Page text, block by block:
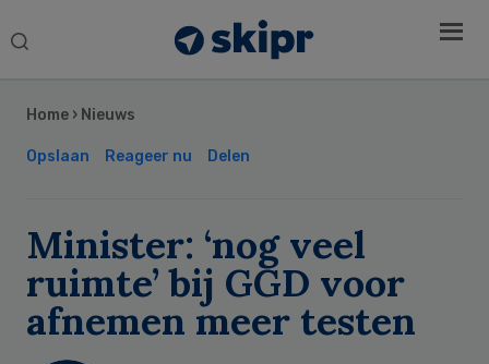
Search
Home › Nieuws
Opslaan Reageer nu Delen
Minister: ‘nog veel
ruimte’ bij GGD voor
afnemen meer testen
Sidebar